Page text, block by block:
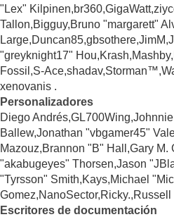
"Lex"
Tallon,Bigguy,Bruno "margarett"
"greyknight17"
Fossil,S-
xenovanis .
Personalizadores
Diego
Ballew,Jonathan "vbgamer45"
Mazouz,Brannon "B" Hall,Gary M.
"akabugeyes" Thorsen,Jason
"Tyrsson" Smith,Kays,Michael
Escritores de documentación